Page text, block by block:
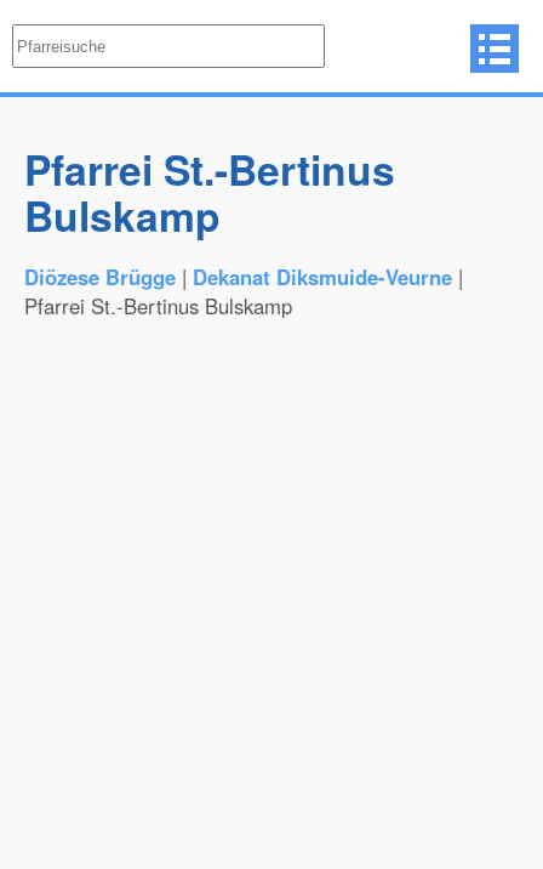
Pfarrei St.-Bertinus
Bulskamp
Diözese Brügge | Dekanat Diksmuide-Veurne |
Pfarrei St.-Bertinus Bulskamp